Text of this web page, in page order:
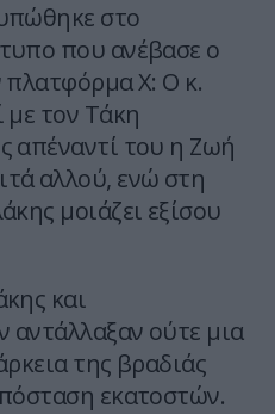
στο
που ανέβασε ο
πλατφόρμα Χ: Ο κ.
με τον Τάκη
απέναντί του η Ζωή
αλλού, ενώ στη
μοιάζει εξίσου
και
ούτε μια
της βραδιάς
εκατοστών.